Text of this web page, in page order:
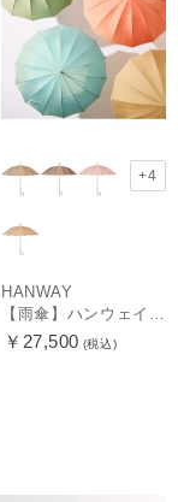
+4
HANWAY
￥27,500 (税込)